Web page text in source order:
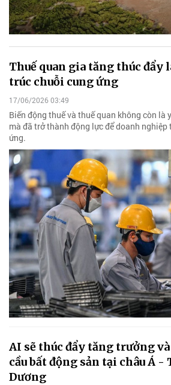
Thuế quan gia tăng thúc đẩy
trúc chuỗi cung ứng
17/06/2026 03:49
Biến động thuế và thuế quan không còn là
mà đã trở thành động lực để doanh
ứng.
AI sẽ thúc đẩy tăng trưởng
cầu bất động sản tại châu Á -
Dương